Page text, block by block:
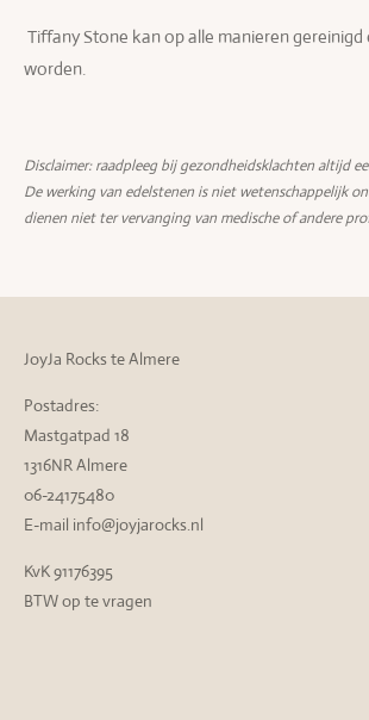
Tiffany Stone kan op alle manieren gereinigd
worden.
Disclaimer: raadpleeg bij gezondheidsklachten altijd
De werking van edelstenen is niet wetenschappelijk
dienen niet ter vervanging van medische of andere
JoyJa Rocks te Almere
Postadres:
Mastgatpad 18
1316NR Almere
06-24175480
E-mail info@joyjarocks.nl
KvK 91176395
BTW op te vragen